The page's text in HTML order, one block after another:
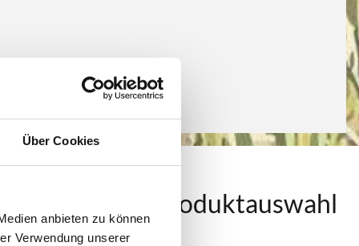
Über Cookies
anbieten zu können
Verwendung unserer
Eine Produktauswahl
zum BestPreis.